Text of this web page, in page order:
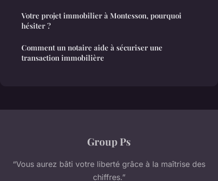
Votre projet immobilier à Montesson, pourquoi
hésiter ?
Comment un notaire aide à sécuriser une
transaction immobilière
Group Ps
“Vous aurez bâti votre liberté grâce à la maîtrise des
chiffres.”